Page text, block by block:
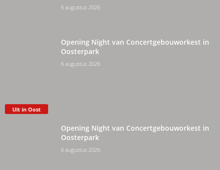
6 augustus 2026
Opening Night van Concertgebouworkest in
Oosterpark
6 augustus 2026
Uit in Oost
Opening Night van Concertgebouworkest in
Oosterpark
6 augustus 2026